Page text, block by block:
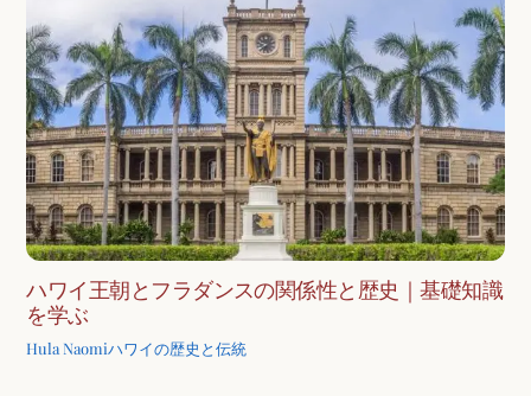
ハワイ王朝とフラダンスの関係性と歴史｜基礎知識
を学ぶ
Hula Naomiハワイの歴史と伝統